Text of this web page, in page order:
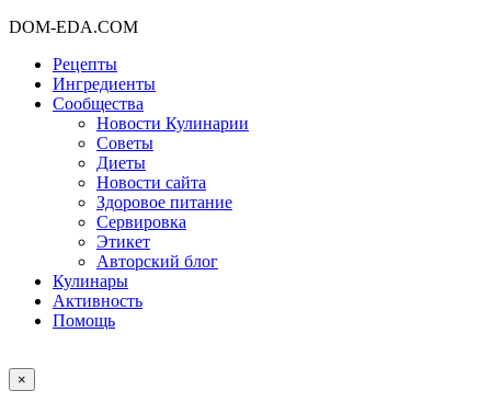
DOM-EDA.COM
Рецепты
Ингредиенты
Сообщества
Новости Кулинарии
Советы
Диеты
Новости сайта
Здоровое питание
Сервировка
Этикет
Авторский блог
Кулинары
Активность
Помощь
×